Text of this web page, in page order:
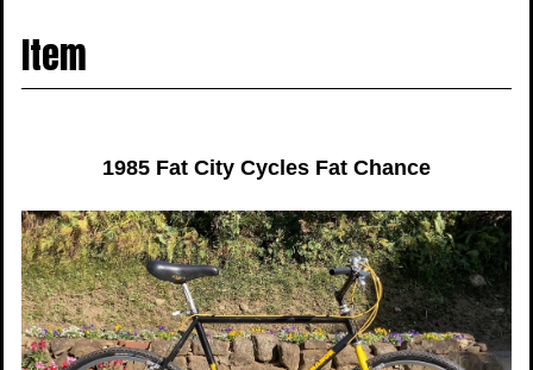
Item
1985 Fat City Cycles Fat Chance